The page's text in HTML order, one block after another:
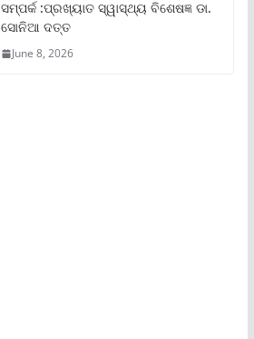
ସମ୍ପର୍କ :ପ୍ରଖ୍ୟାତ ସ୍ୱାସ୍ଥ୍ୟ ବିଶେଷଜ୍ଞ ଡା.
ସୋନିଆ ଦତ୍ତ
June 8, 2026